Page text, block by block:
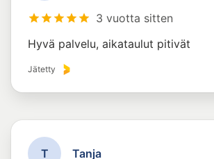
3 vuotta sitten
Hyvä palvelu, aikataulut pitivät
Jätetty
T Tanja